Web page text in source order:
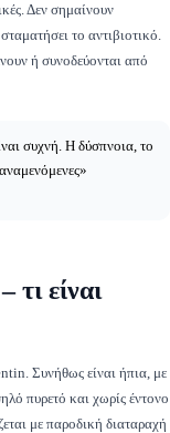
Δεν σημαίνουν
το αντιβιοτικό.
ή συνοδεύονται από
συχνή. Η δύσπνοια, το
τι είναι
Συνήθως είναι ήπια, με
πυρετό και χωρίς έντονο
με παροδική διαταραχή